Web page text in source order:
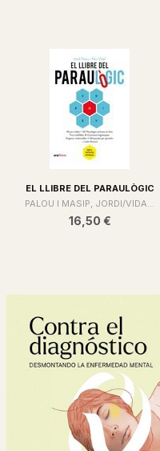
EL LLIBRE DEL PARAULÒGIC
PALOU I MASIP, JORDI/VIDA...
16,50 €